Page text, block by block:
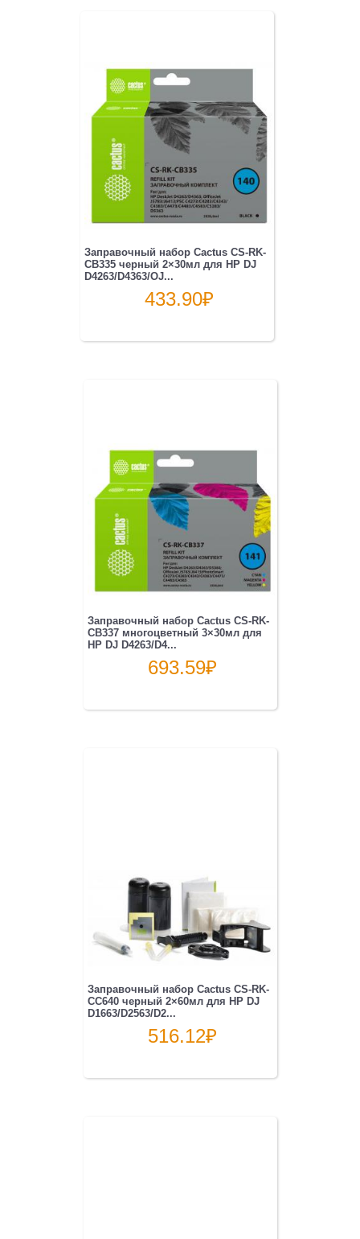
Заправочный набор Cactus CS-RK-
CB335 черный 2×30мл для HP DJ
D4263/D4363/OJ...
433.90₽
Заправочный набор Cactus CS-RK-
CB337 многоцветный 3×30мл для
HP DJ D4263/D4...
693.59₽
Заправочный набор Cactus CS-RK-
CC640 черный 2×60мл для HP DJ
D1663/D2563/D2...
516.12₽